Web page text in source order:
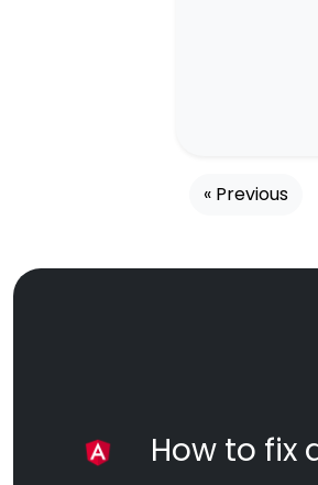
« Previous
How to fix